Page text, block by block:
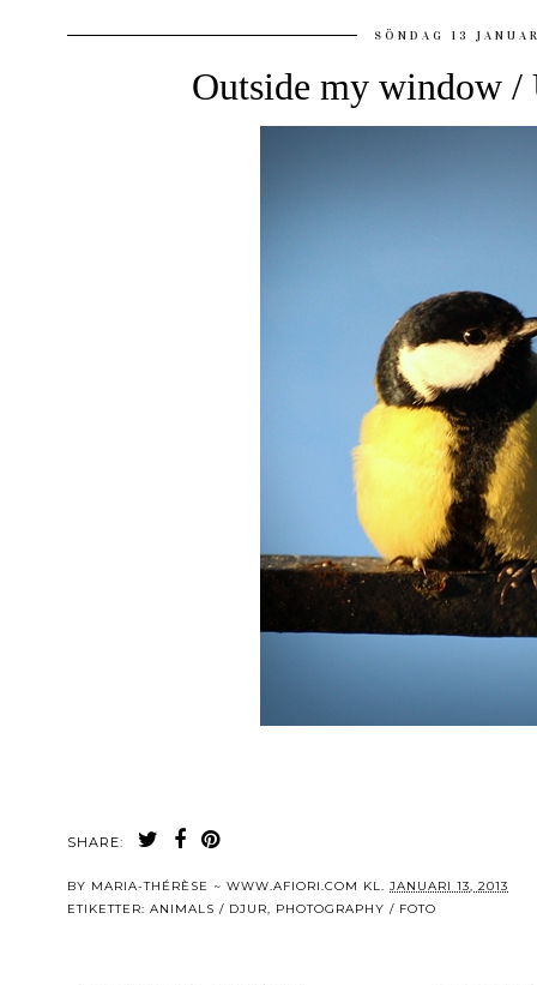
SÖNDAG 13
Outside my window /
SHARE:
BY MARIA-THÉRÈSE ~ WWW.AFIORI.COM KL. JANUARI 13, 2013
ETIKETTER: ANIMALS / DJUR, PHOTOGRAPHY / FOTO